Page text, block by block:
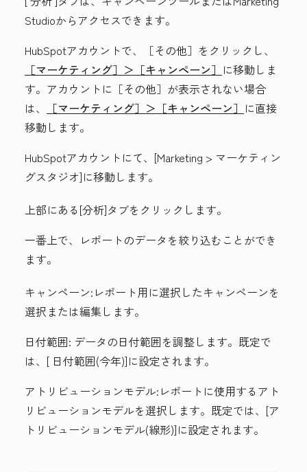
Studioからアクセスできます。
HubSpotアカウントで、
［その他］をクリックし、
［マーケティング］＞ ［キャンペーン］ に移動しま
す。アカウントに ［その他］が表示されない場合
は、
［マーケティング］＞ ［キャンペーン］ に直接
移動します。
HubSpotアカウントにて、[Marketing > マーケティン
グスタジオ]に移動します。
上部にある[分析]タブをクリックします。
一番上で、レポートのデータを絞り込むことができ
ます。
キャンペーン: レポート用に選択したキャンペーンを
選択または編集します。
日付範囲: データの日付範囲を調整します。既定で
は、[ 日付範囲(今年)]に設定されます。
アトリビューションモデル: レポートに使用するアト
リビューションモデルを選択します。既定では、[ア
トリビューションモデル(線形)]に設定されます。